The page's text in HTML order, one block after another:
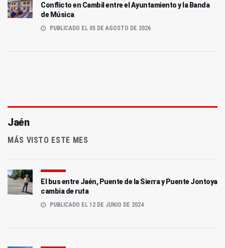
Conflicto en Cambil entre el Ayuntamiento y la Banda
de Música
PUBLICADO EL 05 DE AGOSTO DE 2026
Jaén
MÁS VISTO ESTE MES
El bus entre Jaén, Puente de la Sierra y Puente Jontoya
cambia de ruta
PUBLICADO EL 12 DE JUNIO DE 2024